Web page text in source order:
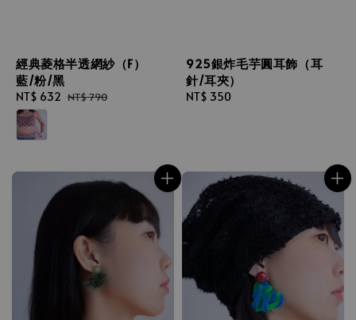
經典菱格半透網紗（F）
藍/粉/黑
Sale
price
NT$ 632 Regular
NT$ 790
925銀炸毛芋圓耳飾（耳
針/耳夾）
Regular
NT$ 350